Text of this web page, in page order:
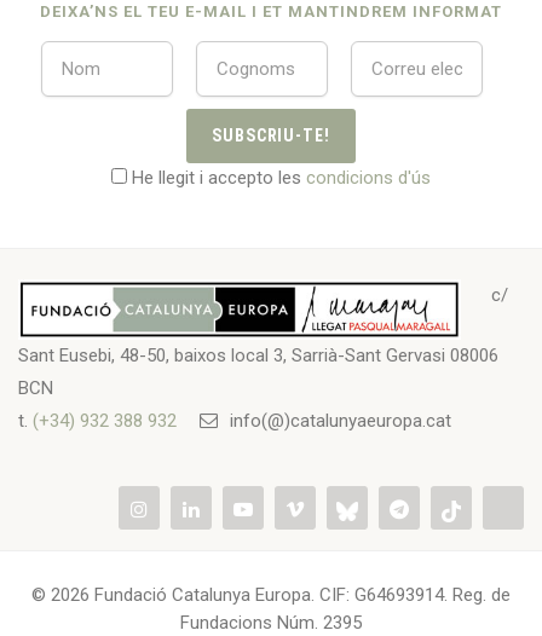
DEIXA’NS EL TEU E-MAIL I ET MANTINDREM INFORMAT
SUBSCRIU-TE!
He llegit i accepto les condicions d'ús
c/
Sant Eusebi, 48-50, baixos local 3, Sarrià-Sant Gervasi 08006
BCN
t. (+34) 932 388 932 info(@)catalunyaeuropa.cat
© 2026 Fundació Catalunya Europa. CIF: G64693914. Reg. de
Fundacions Núm. 2395